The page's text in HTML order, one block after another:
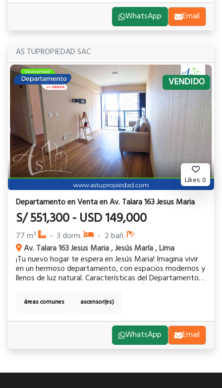
comercial. 🚨 ¡No la dejes pasar! 📲El número de
contacto para mayor información o citas es 912265670.
WhatsApp Email
AS TUPROPIEDAD SAC
Likes:0
VENDIDO
DepartamentoenVentaenAv. Talara 163 Jesus Maria
S/551,300-USD149,000
77m² - 3dorm. - 2bañ.
Av. Talara 163 Jesus Maria,Jesús María,Lima
¡Tu nuevo hogar te espera en Jesús Maria! Imagina vivir
en un hermoso departamento, con espacios modernos y
llenos de luz natural. Características del Departamento:
con una iluminada sala comedor con vista externa y
balcón, moderna cocina de concepto abierto con
cocina empotrada, horno, campana extractora y horno
microondas, 3 amplios dormitorios con closets, el
dormitorio principal con baño interno, en total 2 baños
completos y área de lavandería. Todo con muy buenos
coworking, salón de usos múltiples y área de parrilla.
áreas comunes ascensor(es)
WhatsApp Email